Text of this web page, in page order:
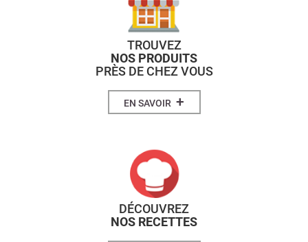
TROUVEZ
NOS PRODUITS
PRÈS DE CHEZ VOUS
EN SAVOIR +
DÉCOUVREZ
NOS RECETTES